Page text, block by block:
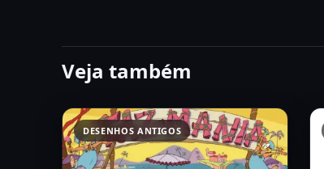
Veja também
DESENHOS ANTIGOS